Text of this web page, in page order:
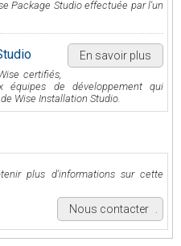
Package Studio effectuée par l'un
En savoir plus
certifiés,
équipes de développement qui
Wise Installation Studio.
plus d'informations sur cette
Nous contacter .